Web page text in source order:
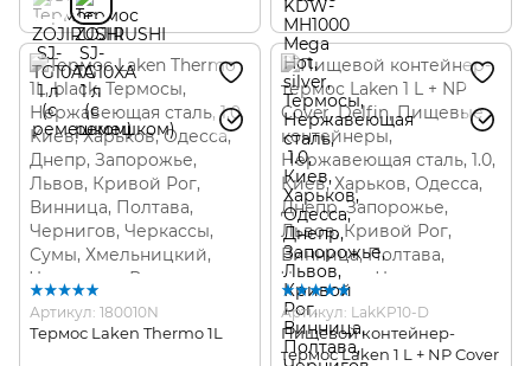
Артикул: 180010N
Термос Laken Thermo 1L
Артикул: LakKP10-D
Пищевой контейнер-
термос Laken 1 L + NP Cover